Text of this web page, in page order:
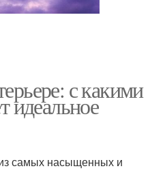
с какими
идеальное
самых насыщенных и